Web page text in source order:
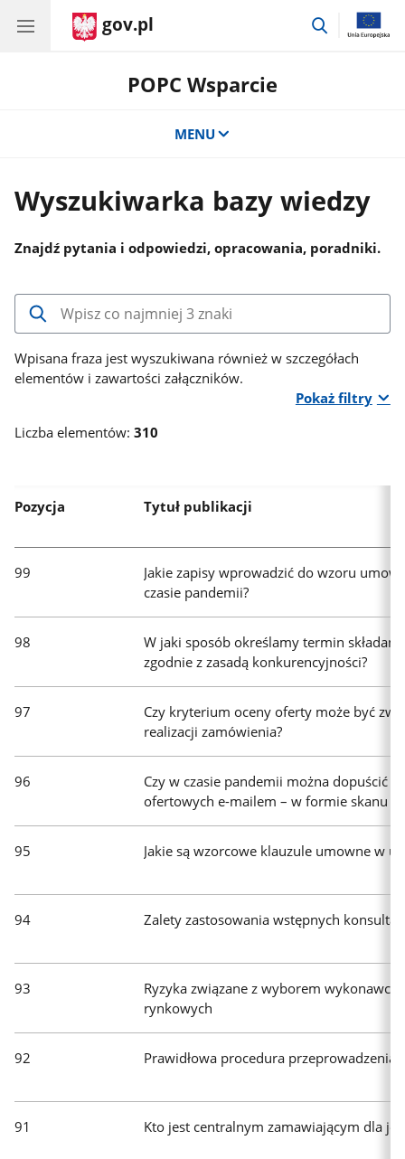
gov.pl
przejdź
POPC Wsparcie
MENU
Wyszukiwarka bazy wiedzy
Znajdź pytania i odpowiedzi, opracowania, poradniki.
Wpisz
3
rozpocząć
pojawią
automatycznie.
Wpisana fraza jest wyszukiwana również w szczegółach
elementów i zawartości załączników.
Pokaż filtry
Liczba elementów:310
Pozycja Tytuł publikacji
99
Jakie zapisy wprowadzić do wzoru
czasie pandemii?
98
W jaki sposób określamy termin
zgodnie z zasadą konkurencyjności?
97
Czy kryterium oceny oferty może być
realizacji zamówienia?
96
Czy w czasie pandemii można dopuścić
ofertowych e-mailem – w formie skanu
95 Jakie są wzorcowe klauzule umowne w
94 Zalety zastosowania wstępnych
93
Ryzyka związane z wyborem
rynkowych
92 Prawidłowa procedura
91 Kto jest centralnym zamawiającym dla